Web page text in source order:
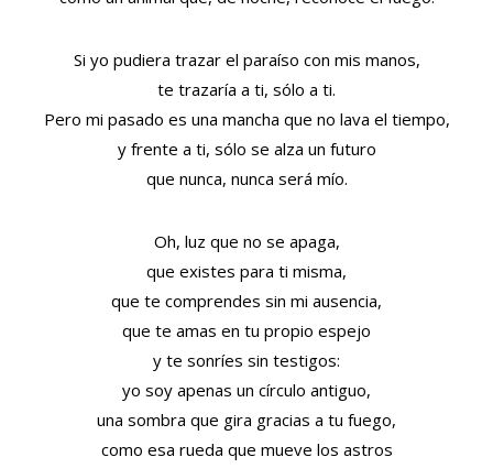
Si yo pudiera trazar el paraíso con mis manos,
te trazaría a ti, sólo a ti.
Pero mi pasado es una mancha que no lava el tiempo,
y frente a ti, sólo se alza un futuro
que nunca, nunca será mío.
Oh, luz que no se apaga,
que existes para ti misma,
que te comprendes sin mi ausencia,
que te amas en tu propio espejo
y te sonríes sin testigos:
yo soy apenas un círculo antiguo,
una sombra que gira gracias a tu fuego,
como esa rueda que mueve los astros